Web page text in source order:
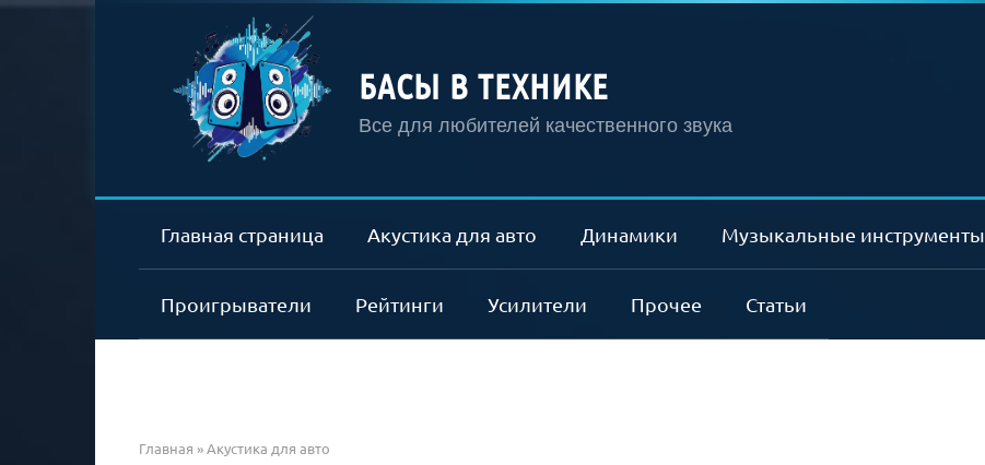
БАСЫ В ТЕХНИКЕ
Все для любителей качественного звука
Главная страница Акустика для авто Динамики Музыкальные инструменты
Проигрыватели Рейтинги Усилители Прочее Статьи
Главная »Акустика для авто